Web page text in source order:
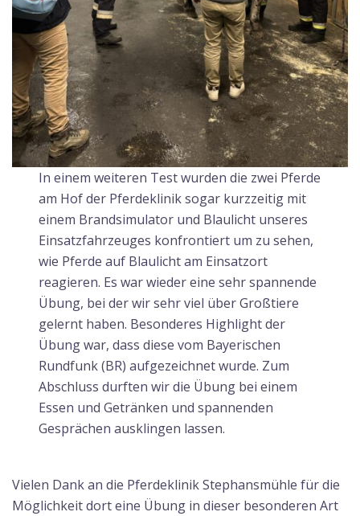
In einem weiteren Test wurden die zwei Pferde
am Hof der Pferdeklinik sogar kurzzeitig mit
einem Brandsimulator und Blaulicht unseres
Einsatzfahrzeuges konfrontiert um zu sehen,
wie Pferde auf Blaulicht am Einsatzort
reagieren. Es war wieder eine sehr spannende
Übung, bei der wir sehr viel über Großtiere
gelernt haben. Besonderes Highlight der
Übung war, dass diese vom Bayerischen
Rundfunk (BR) aufgezeichnet wurde. Zum
Abschluss durften wir die Übung bei einem
Essen und Getränken und spannenden
Gesprächen ausklingen lassen.
Vielen Dank an die Pferdeklinik Stephansmühle für die
Möglichkeit dort eine Übung in dieser besonderen Art